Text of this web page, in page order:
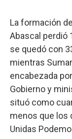
La formación
Abascal perdió
se quedó con
mientras
encabezada
Gobierno y
situó como
menos que los
Unidas